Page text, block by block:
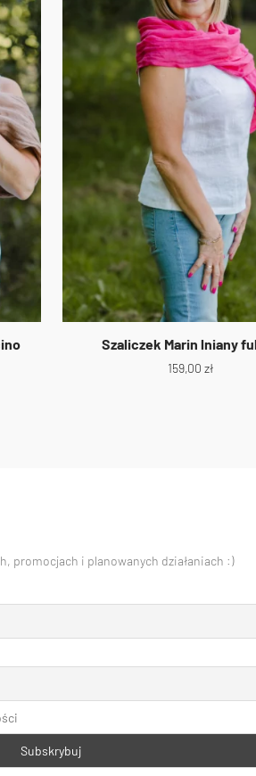
Szaliczek Marin lniany
159,00 zł
promocjach i planowanych działaniach :)